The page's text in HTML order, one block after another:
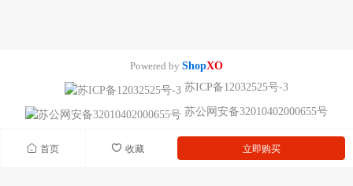
首页 收藏 立即购买
Powered by ShopXO
苏ICP备12032525号-3
苏公网安备32010402000655号